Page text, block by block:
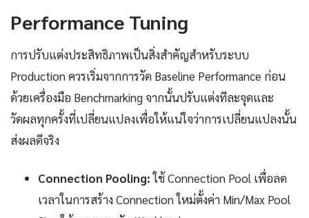
Performance Tuning
การปรับแต่งประสิทธิภาพเป็นสิ่งสำคัญสำหรับระบบ
Production ควรเริ่มจากการวัด Baseline Performance ก่อน
ด้วยเครื่องมือ Benchmarking จากนั้นปรับแต่งทีละจุดและ
วัดผลทุกครั้งที่เปลี่ยนแปลงเพื่อให้แน่ใจว่าการเปลี่ยนแปลงนั้น
ส่งผลดีจริง
Connection Pooling:ใช้ Connection Pool เพื่อลด
เวลาในการสร้าง Connection ใหม่ตั้งค่า Min/Max Pool